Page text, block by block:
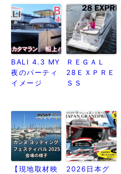
BALI 4.3 MY
夜のパーティ
イメージ
ＲＥＧＡＬ
28ＥＸＰＲＥ
ＳＳ
【現地取材映
2026日本グ